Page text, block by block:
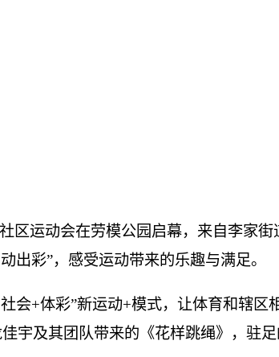
区运动会在劳模公园启幕，来自李家
出彩”，感受运动带来的乐趣与满足。
会+体彩”新运动+模式，让体育和辖区
宇及其团队带来的《花样跳绳》，驻